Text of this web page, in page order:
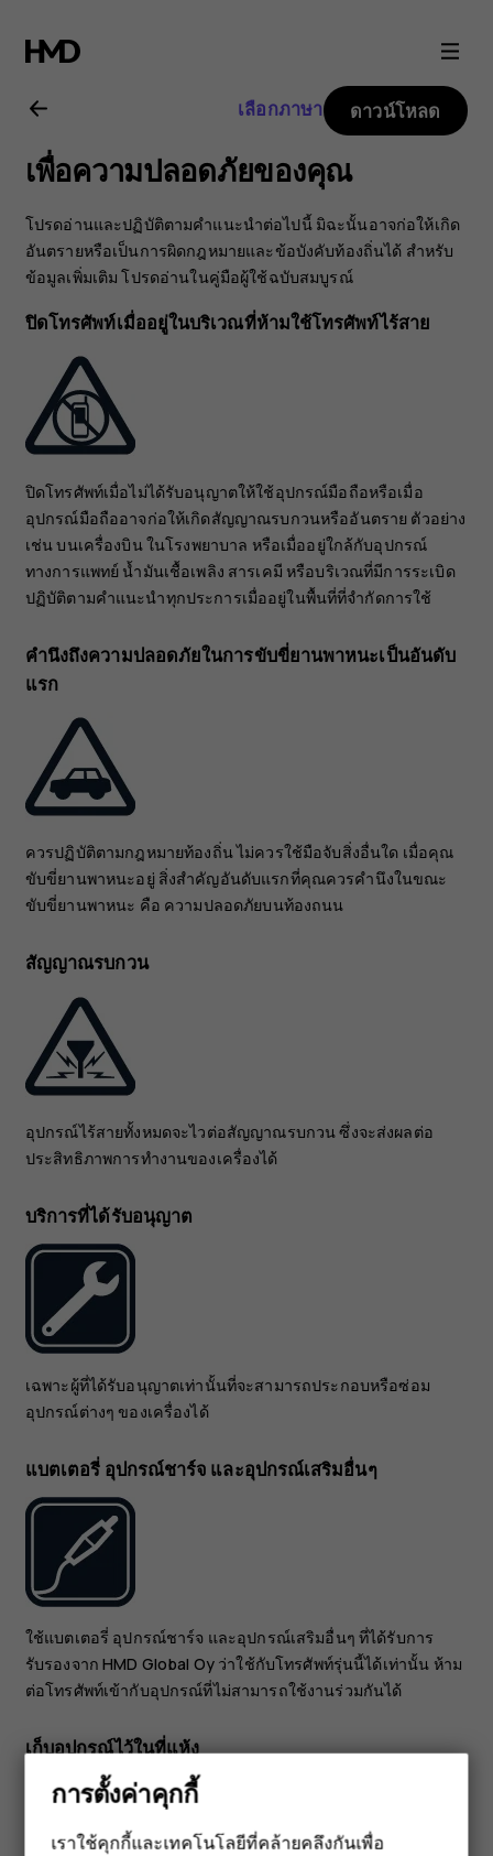
คู่มือ
ผู้
ใช้
Nokia
C10
เลือกภาษา ดาวน์โหลด
เพื่อความปลอดภัยของคุณ
โปรดอ่านและปฏิบัติตามคำแนะนำต่อไปนี้ มิฉะนั้นอาจก่อให้เกิด
อันตรายหรือเป็นการผิดกฎหมายและข้อบังคับท้องถิ่นได้ สำหรับ
ข้อมูลเพิ่มเติม โปรดอ่านในคู่มือผู้ใช้ฉบับสมบูรณ์
ปิดโทรศัพท์เมื่ออยู่ในบริเวณที่ห้ามใช้โทรศัพท์ไร้สาย
ปิดโทรศัพท์เมื่อไม่ได้รับอนุญาตให้ใช้อุปกรณ์มือถือหรือเมื่อ
อุปกรณ์มือถืออาจก่อให้เกิดสัญญาณรบกวนหรืออันตราย ตัวอย่าง
เช่น บนเครื่องบิน ในโรงพยาบาล หรือเมื่ออยู่ใกล้กับอุปกรณ์
ทางการแพทย์ น้ำมันเชื้อเพลิง สารเคมี หรือบริเวณที่มีการระเบิด
ปฏิบัติตามคำแนะนำทุกประการเมื่ออยู่ในพื้นที่ที่จำกัดการใช้
คำนึงถึงความปลอดภัยในการขับขี่ยานพาหนะเป็นอันดับ
แรก
ควรปฏิบัติตามกฎหมายท้องถิ่น ไม่ควรใช้มือจับสิ่งอื่นใด เมื่อคุณ
ขับขี่ยานพาหนะอยู่ สิ่งสำคัญอันดับแรกที่คุณควรคำนึงในขณะ
ขับขี่ยานพาหนะ คือ ความปลอดภัยบนท้องถนน
สัญญาณรบกวน
อุปกรณ์ไร้สายทั้งหมดจะไวต่อสัญญาณรบกวน ซึ่งจะส่งผลต่อ
ประสิทธิภาพการทำงานของเครื่องได้
บริการที่ได้รับอนุญาต
เฉพาะผู้ที่ได้รับอนุญาตเท่านั้นที่จะสามารถประกอบหรือซ่อม
อุปกรณ์ต่างๆ ของเครื่องได้
แบตเตอรี่ อุปกรณ์ชาร์จ และอุปกรณ์เสริมอื่นๆ
ใช้แบตเตอรี่ อุปกรณ์ชาร์จ และอุปกรณ์เสริมอื่นๆ ที่ได้รับการ
รับรองจาก HMD Global Oy ว่าใช้กับโทรศัพท์รุ่นนี้ได้เท่านั้น ห้าม
ต่อโทรศัพท์เข้ากับอุปกรณ์ที่ไม่สามารถใช้งานร่วมกันได้
เก็บอุปกรณ์ไว้ในที่แห้ง
การตั้งค่าคุกกี้
เราใช้คุกกี้และเทคโนโลยีที่คล้ายคลึงกันเพื่อ